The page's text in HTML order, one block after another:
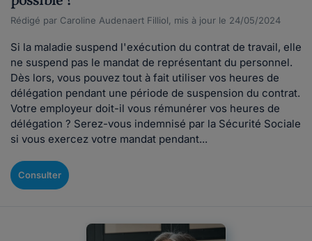
Rédigé par Caroline Audenaert Filliol, mis à jour le 24/05/2024
Si la maladie suspend l'exécution du contrat de travail, elle
ne suspend pas le mandat de représentant du personnel.
Dès lors, vous pouvez tout à fait utiliser vos heures de
délégation pendant une période de suspension du contrat.
Votre employeur doit-il vous rémunérer vos heures de
délégation ? Serez-vous indemnisé par la Sécurité Sociale
si vous exercez votre mandat pendant...
Consulter